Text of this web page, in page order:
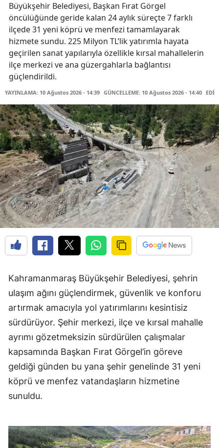
Büyükşehir Belediyesi, Başkan Fırat Görgel
öncülüğünde geride kalan 24 aylık süreçte 7 farklı
ilçede 31 yeni köprü ve menfezi tamamlayarak
hizmete sundu. 225 Milyon TL’lik yatırımla hayata
geçirilen sanat yapılarıyla özellikle kırsal mahallelerin
ilçe merkezi ve ana güzergahlarla bağlantısı
güçlendirildi.
YAYINLAMA: 10 Ağustos 2026 - 14:39 GÜNCELLEME: 10 Ağustos 2026 - 14:40
Kahramanmaraş Büyükşehir Belediyesi, şehrin
ulaşım ağını güçlendirmek, güvenlik ve konforu
artırmak amacıyla yol yatırımlarını kesintisiz
sürdürüyor. Şehir merkezi, ilçe ve kırsal mahalle
ayrımı gözetmeksizin sürdürülen çalışmalar
kapsamında Başkan Fırat Görgel’in göreve
geldiği günden bu yana şehir genelinde 31 yeni
köprü ve menfez vatandaşların hizmetine
sunuldu.